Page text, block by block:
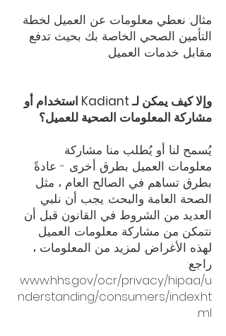
مثال: نعطي معلومات عن العميل لخطة
التأمين الصحي الخاصة بك بحيث تدفع
مقابل خدمات العميل.
وإلا كيف يمكن لـ Kadiant استخدام أو
مشاركة المعلومات الصحية للعميل؟
يُسمح لنا أو يُطلب منا مشاركة
معلومات العميل بطرق أخرى - عادةً
بطرق تساهم في الصالح العام ، مثل
الصحة العامة والبحث. يجب أن نلبي
العديد من الشروط في القانون قبل أن
نتمكن من مشاركة معلومات العميل
لهذه الأغراض. لمزيد من المعلومات ،
راجع:
www.hhs.gov/ocr/privacy/hipaa/u
nderstanding/consumers/index.ht
ml.